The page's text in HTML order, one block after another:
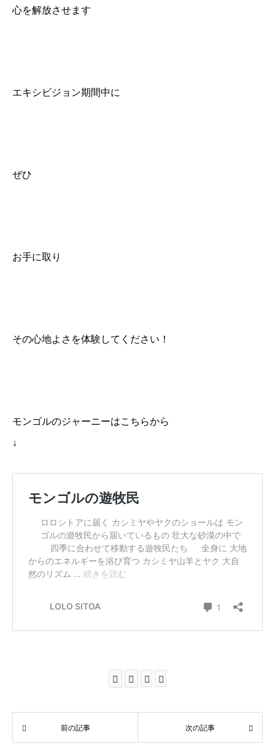
心を解放させます
エキシビジョン期間中に
ぜひ
お手に取り
その心地よさを体験してください！
モンゴルのジャーニーはこちらから
↓
前の記事 次の記事